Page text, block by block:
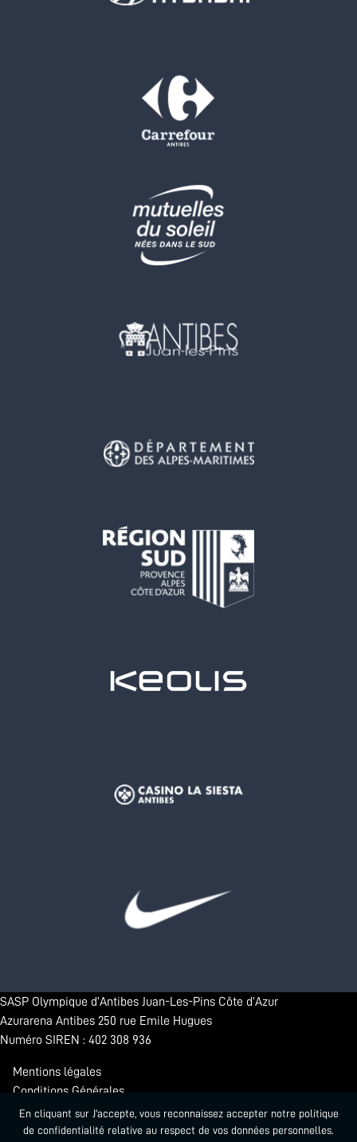
SASP Olympique d’Antibes Juan-Les-Pins Côte d’Azur
Azurarena Antibes 250 rue Emile Hugues
Numéro SIREN : 402 308 936
Mentions légales
Conditions Générales
Confidentialité
En cliquant sur J'accepte, vous reconnaissez accepter notre politique
de confidentialité relative au respect de vos données personnelles.